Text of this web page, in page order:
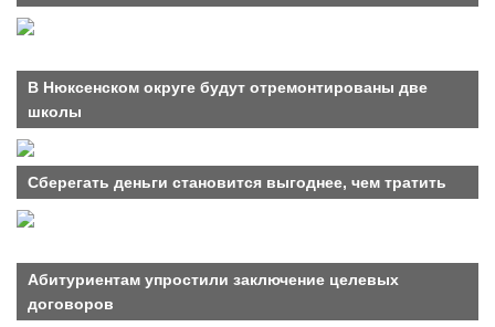
В Нюксенском округе будут отремонтированы две
школы
Сберегать деньги становится выгоднее, чем тратить
Абитуриентам упростили заключение целевых
договоров